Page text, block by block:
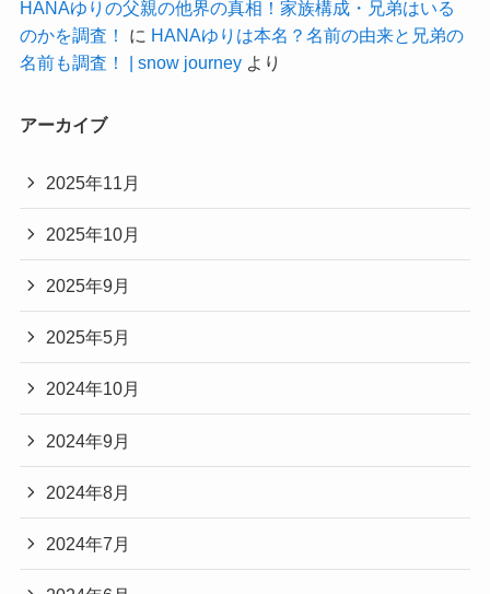
HANAゆりの父親の他界の真相！家族構成・兄弟はいる
のかを調査！
に HANAゆりは本名？名前の由来と兄弟の
名前も調査！ | snow journeyより
アーカイブ
2025年11月
2025年10月
2025年9月
2025年5月
2024年10月
2024年9月
2024年8月
2024年7月